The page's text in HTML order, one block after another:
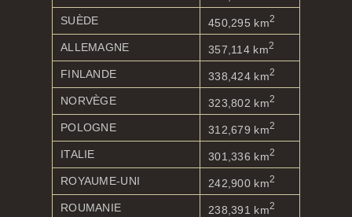
SUÈDE
450,295 km2
ALLEMAGNE 357,114 km2
FINLANDE 338,424 km2
NORVÈGE 323,802 km2
POLOGNE 312,679 km2
ITALIE 301,336 km2
ROYAUME-UNI 242,900 km2
ROUMANIE 238,391 km2